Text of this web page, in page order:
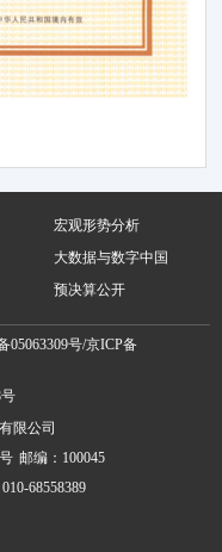
宏观形势分析
大数据与数字中国
预决算公开
05063309号/京ICP备
限公司
邮编：100045
68558389